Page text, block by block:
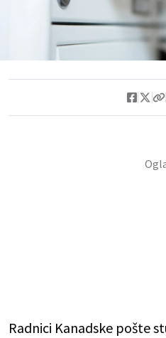
Radnici Kanadske pošte